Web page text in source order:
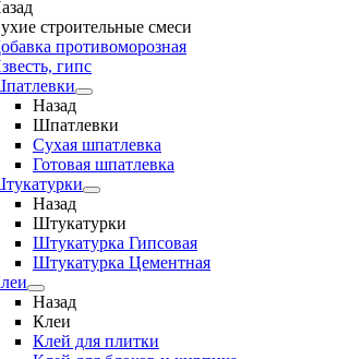
строительные смеси
противоморозная
гипс
Назад
Шпатлевки
Сухая шпатлевка
Готовая шпатлевка
Назад
Штукатурки
Штукатурка Гипсовая
Штукатурка Цементная
Назад
Клеи
Клей для плитки